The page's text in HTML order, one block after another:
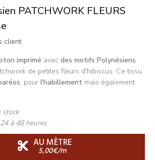
PATCHWORK FLEURS
client
imprimé avec des motifs Polynésiens
de petites fleurs d'hibiscus. Ce tissu
, pour l'habillement mais également
stock
24 à 48 heures
AU MÈTRE
5,00€/m